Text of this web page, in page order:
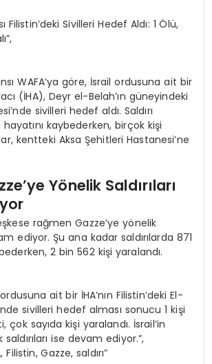
Filistin’deki Sivilleri Hedef Aldı: 1 Ölü,
WAFA’ya göre, İsrail ordusuna ait bir
(İHA), Deyr el-Belah’ın güneyindeki
sivilleri hedef aldı. Saldırı
kaybederken, birçok kişi
kentteki Aksa Şehitleri Hastanesi’ne
Yönelik Saldırıları
rağmen Gazze’ye yönelik
ediyor. Şu ana kadar saldırılarda 871
2 bin 562 kişi yaralandı.
ait bir İHA’nın Filistin’deki El-
sivilleri hedef alması sonucu 1 kişi
çok sayıda kişi yaralandı. İsrail’in
ise devam ediyor.”,
Filistin, Gazze, saldırı”